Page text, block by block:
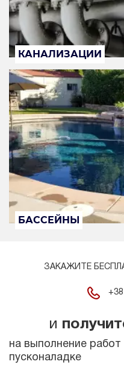
КАНАЛИЗАЦИИ
БАССЕЙНЫ
ЗАКАЖИТЕ
и
на выполнение
пусконаладке